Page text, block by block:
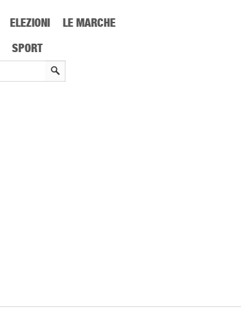
ELEZIONI
LE MARCHE
SPORT